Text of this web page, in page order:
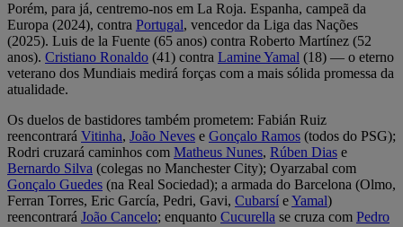
Porém, para já, centremo-nos em La Roja. Espanha, campeã da
Europa (2024), contra Portugal, vencedor da Liga das Nações
(2025). Luis de la Fuente (65 anos) contra Roberto Martínez (52
anos). Cristiano Ronaldo (41) contra Lamine Yamal (18) — o eterno
veterano dos Mundiais medirá forças com a mais sólida promessa da
atualidade.
Os duelos de bastidores também prometem: Fabián Ruiz
reencontrará Vitinha, João Neves e Gonçalo Ramos (todos do PSG);
Rodri cruzará caminhos com Matheus Nunes, Rúben Dias e
Bernardo Silva (colegas no Manchester City); Oyarzabal com
Gonçalo Guedes (na Real Sociedad); a armada do Barcelona (Olmo,
Ferran Torres, Eric García, Pedri, Gavi, Cubarsí eYamal)
reencontrará João Cancelo; enquanto Cucurella se cruza com Pedro